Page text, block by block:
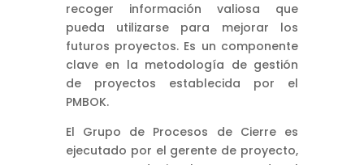
recoger información valiosa que
pueda utilizarse para mejorar los
futuros proyectos. Es un componente
clave en la metodología de gestión
de proyectos establecida por el
PMBOK.
El Grupo de Procesos de Cierre es
ejecutado por el gerente de proyecto,